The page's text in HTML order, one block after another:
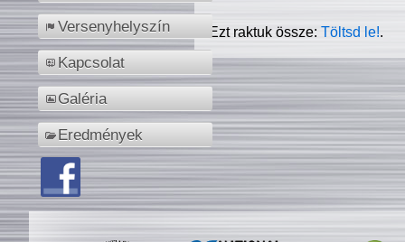
Versenyhelyszín
Kapcsolat
Galéria
Eredmények
Ezt raktuk össze:Töltsd le!.